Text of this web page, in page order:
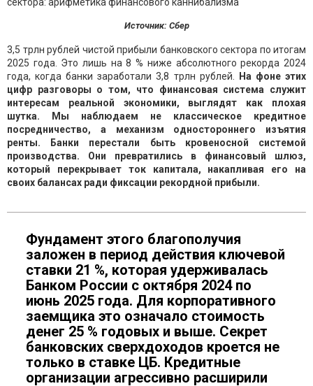
Источник: Сбер
3,5 трлн рублей чистой прибыли банковского сектора по итогам
2025 года. Это лишь на 8 % ниже абсолютного рекорда 2024
года, когда банки заработали 3,8 трлн рублей.
На фоне этих
цифр разговоры о том, что финансовая система служит
интересам реальной экономики, выглядят как плохая
шутка. Мы наблюдаем не классическое кредитное
посредничество, а механизм одностороннего изъятия
ренты. Банки перестали быть кровеносной системой
производства. Они превратились в финансовый шлюз,
который перекрывает ток капитала, накапливая его на
своих балансах ради фиксации рекордной прибыли.
Фундамент этого благополучия
заложен в период действия ключевой
ставки 21 %, которая удерживалась
Банком России с октября 2024 по
июнь 2025 года. Для корпоративного
заемщика это означало стоимость
денег 25 % годовых и выше. Секрет
банковских сверхдоходов кроется не
только в ставке ЦБ. Кредитные
организации агрессивно расширили